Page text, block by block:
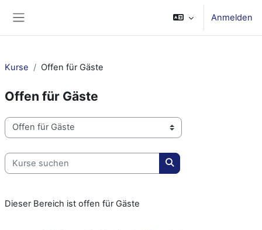
Anmelden
Kurse Offen für Gäste
Offen für Gäste
Kursbereiche
Kurse suchen
Kurse suchen
Dieser Bereich ist offen für Gäste